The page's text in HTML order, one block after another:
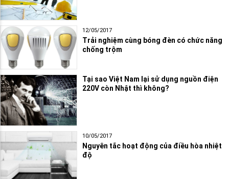
12/05/2017
Trải nghiệm cùng bóng đèn có chức năng
chống trộm
Tại sao Việt Nam lại sử dụng nguồn điện
220V còn Nhật thì không?
10/05/2017
Nguyên tắc hoạt động của điều hòa nhiệt
độ